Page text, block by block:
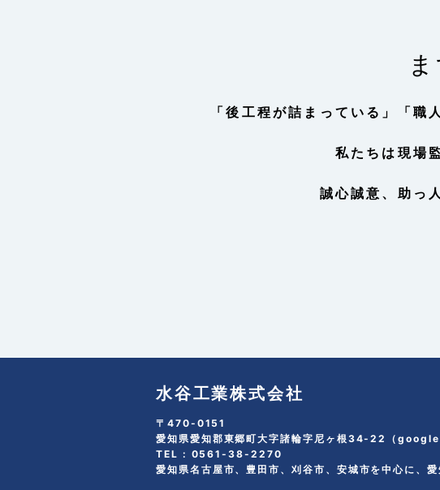
「後工程が詰まっている」 「職
私たちは現場
誠心誠意、助っ
水谷工業株式会社
〒470-0151
愛知県愛知郡東郷町大字諸輪字尼ヶ根34-22
（google
TEL : 0561-38-2270
愛知県名古屋市、豊田市、刈谷市、安城市を中心に、